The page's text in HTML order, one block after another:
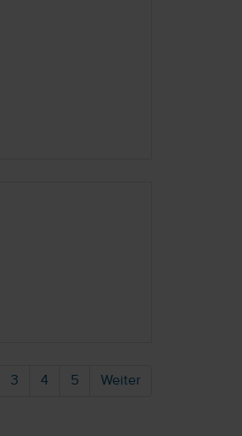
3 4 5 Weiter